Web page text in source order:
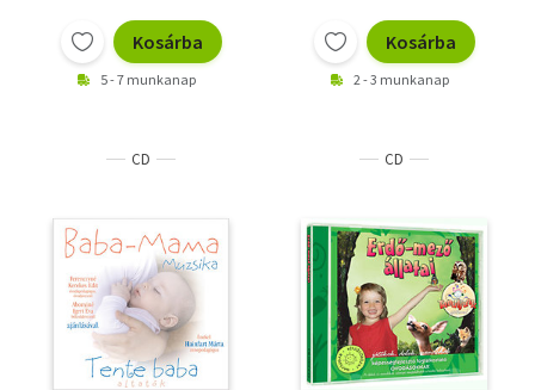
Kosárba
5 - 7 munkanap
Kosárba
2 - 3 munkanap
CD CD